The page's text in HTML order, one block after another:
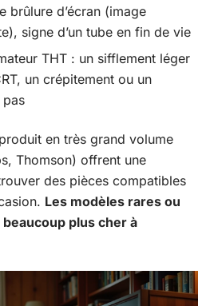
brûlure d’écran (image
signe d’un tube en fin de vie
THT : un sifflement léger
un crépitement ou un
pas
en très grand volume
Thomson) offrent une
des pièces compatibles
Les modèles rares ou
plus cher à